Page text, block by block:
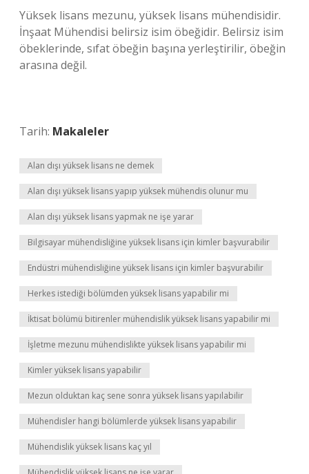
Yüksek lisans mezunu, yüksek lisans mühendisidir.
İnşaat Mühendisi belirsiz isim öbeğidir. Belirsiz isim
öbeklerinde, sıfat öbeğin başına yerleştirilir, öbeğin
arasına değil.
Tarih: Makaleler
Alan dışı yüksek lisans ne demek
Alan dışı yüksek lisans yapıp yüksek mühendis olunur mu
Alan dışı yüksek lisans yapmak ne işe yarar
Bilgisayar mühendisliğine yüksek lisans için kimler başvurabilir
Endüstri mühendisliğine yüksek lisans için kimler başvurabilir
Herkes istediği bölümden yüksek lisans yapabilir mi
İktisat bölümü bitirenler mühendislik yüksek lisans yapabilir mi
İşletme mezunu mühendislikte yüksek lisans yapabilir mi
Kimler yüksek lisans yapabilir
Mezun olduktan kaç sene sonra yüksek lisans yapılabilir
Mühendisler hangi bölümlerde yüksek lisans yapabilir
Mühendislik yüksek lisans kaç yıl